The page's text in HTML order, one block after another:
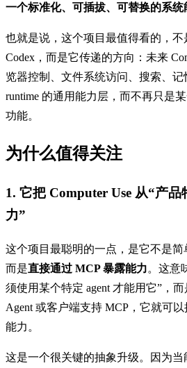
一个标准化、可插拔、可替换的系统
也就是说，这个项目最值得看的，
Codex，而是它传递的方向：未来
览器控制、文件系统访问、搜索、
runtime 的通用能力层，而不再只是
功能。
为什么值得关注
1. 它把 Computer Use 从“产
力”
这个项目最聪明的一点，是它不是简
而是直接通过 MCP 暴露能力。这意
须使用某个特定 agent 才能用它”，
Agent 或客户端支持 MCP，它就可以
能力。
这是一个很关键的抽象升级。因为